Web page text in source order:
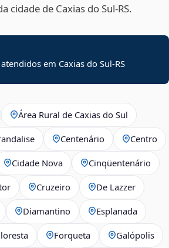
cidade de Caxias do Sul‑RS.
em Caxias do Sul-RS
Área Rural de Caxias do Sul
Centenário Centro
Cidade Nova Cinqüentenário
Cruzeiro De Lazzer
Diamantino Esplanada
Forqueta Galópolis